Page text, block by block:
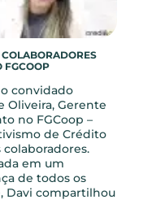
nosso app. Com o
da sua
simples e fácil.
da Credi, você
a sua conta
para suas contas ou
investimentos,